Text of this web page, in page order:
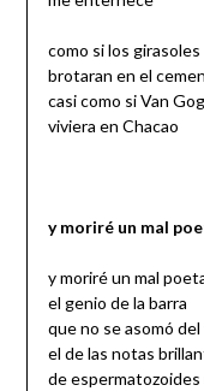
como si los girasoles
brotaran en el
casi como si Van
viviera en Chacao
y moriré un mal
y moriré un mal
el genio de la barra
que no se asomó
el de las notas
de espermatozoides